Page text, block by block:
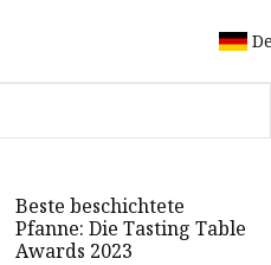
Beste beschichtete
Pfanne: Die Tasting Table
Awards 2023